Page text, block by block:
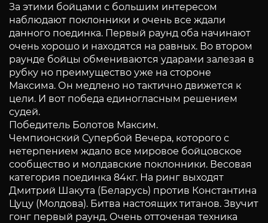
За этими бойцами с большим интересом
наблюдают поклонники и очень все ждали
данного поединка. Первый раунд оба начинают
очень хорошо и находятся на равных. Во втором
раунде бойцы обмениваются ударами залезая в
рубку но преимущество уже на стороне
Максима. Он медлено но тактично движется к
цели. И вот победа единогласным решением
судей.
Победитель Болотов Максим.
Чемпионский Супербой Вечера, которого с
нетерпением ждало все мировое бойцовское
сообщество и молдавские поклонники. Весовая
категория поединка 84кг. На ринг выходят
Дмитрий Шакута (Беларусь) против Константина
Цуцу (Молдова). Битва настоящих титанов. Звучит
гонг первый раунд. Очень отточеная техника